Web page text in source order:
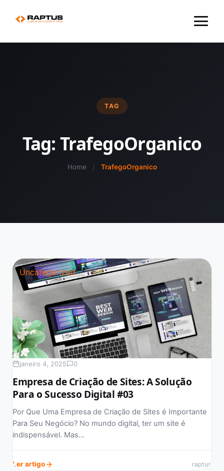
Menu
TAG
Tag:TrafegoOrganico
Home / TrafegoOrganico
Uncategorized
janeiro 4, 2025 0
Empresa de Criação de Sites: A Solução
Para o Sucesso Digital #03
Por Que Uma Empresa de Criação de Sites é Importante
Para Seu Negócio? No mundo digital, ter um site é
indispensável. Mas…
Ler artigo raptus